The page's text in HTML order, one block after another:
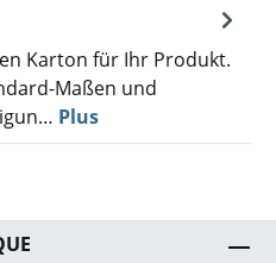
Karton für Ihr Produkt.
Maßen und
Plus